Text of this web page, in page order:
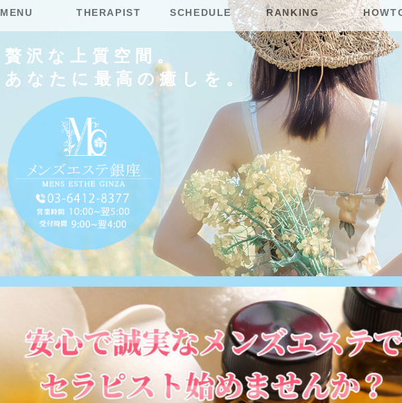
贅沢な上質空間。
あなたに最高の癒しを。
MENU THERAPIST SCHEDULE RANKING